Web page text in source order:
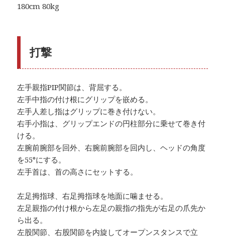
180cm 80kg
打撃
左手親指PIP関節は、背屈する。
左手中指の付け根にグリップを嵌める。
左手人差し指はグリップに巻き付けない。
右手小指は、グリップエンドの円柱部分に乗せて巻き付
ける。
左腕前腕部を回外、右腕前腕部を回内し、ヘッドの角度
を55°にする。
左手首は、首の高さにセットする。
左足拇指球、右足拇指球を地面に噛ませる。
左足親指の付け根から左足の親指の指先が右足の爪先か
ら出る。
左股関節、右股関節を内旋してオープンスタンスで立